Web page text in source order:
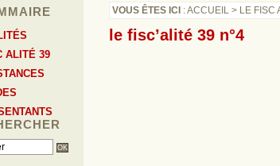
ALITÉ 39
VOUS ÊTES ICI :ACCUEIL > LE FISC
le fisc’alité 39 n°4